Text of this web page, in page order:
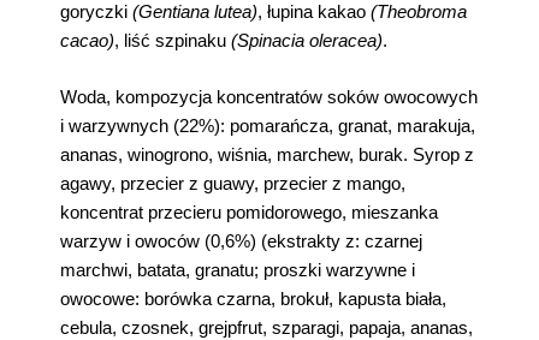
goryczki (Gentiana lutea), łupina kakao (Theobroma
cacao), liść szpinaku (Spinacia oleracea).
Woda, kompozycja koncentratów soków owocowych
i warzywnych (22%): pomarańcza, granat, marakuja,
ananas, winogrono, wiśnia, marchew, burak. Syrop z
agawy, przecier z guawy, przecier z mango,
koncentrat przecieru pomidorowego, mieszanka
warzyw i owoców (0,6%) (ekstrakty z: czarnej
marchwi, batata, granatu; proszki warzywne i
owocowe: borówka czarna, brokuł, kapusta biała,
cebula, czosnek, grejpfrut, szparagi, papaja, ananas,